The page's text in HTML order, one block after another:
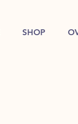
SHOP